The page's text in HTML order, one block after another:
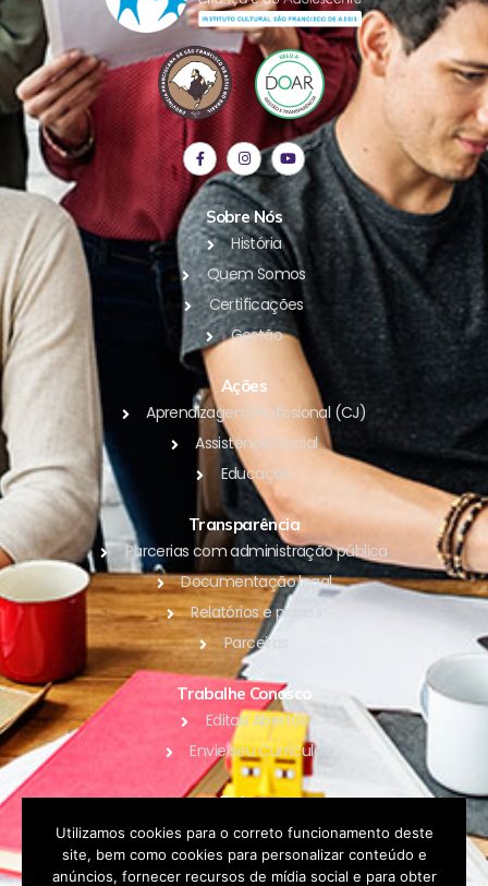
Sobre Nós
História
Quem Somos
Certificações
Gestão
Ações
Aprendizagem Profissional (CJ)
Assistência Social
Educação
Transparência
Parcerias com administração pública
Documentação legal
Relatórios e planos
Parceiros
Trabalhe Conosco
Editais Abertos
Envie seu Currículo
Outros
Blog
Contato
Utilizamos cookies para o correto funcionamento deste
site, bem como cookies para personalizar conteúdo e
anúncios, fornecer recursos de mídia social e para obter